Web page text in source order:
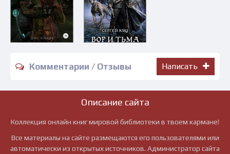
Комментарии / Отзывы Написать
Описание сайта
Коллекция онлайн книг мировой библиотеки в твоем кармане!
Все материалы на сайте размещаются его пользователями или
автоматически из открытых источников. Администратор сайта